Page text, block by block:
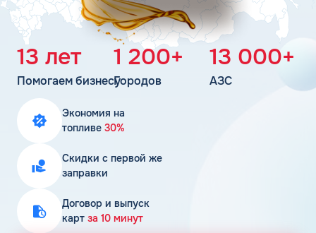
13 лет
Помогаем бизнесу
1 200+
Городов
13 000+
АЗС
Экономия на
топливе 30%
Скидки с первой же
заправки
Договор и выпуск
карт за 10 минут